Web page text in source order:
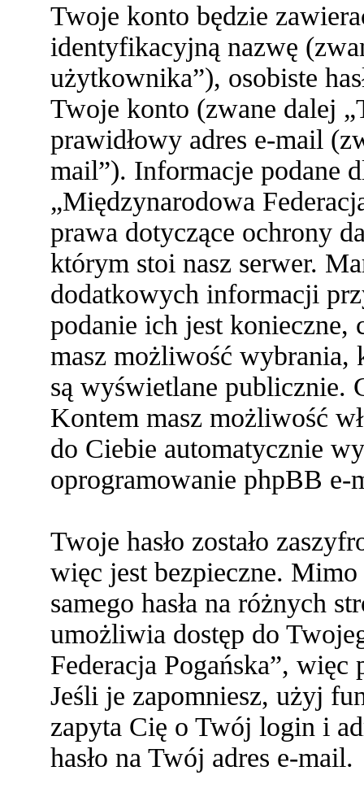
Twoje konto będzie
identyfikacyjną nazwę
użytkownika”), osobiste
Twoje konto (zwane dalej
prawidłowy adres e-mail
mail”). Informacje podane
„Międzynarodowa
prawa dotyczące ochrony
którym stoi nasz serwer.
dodatkowych informacji
podanie ich jest
masz możliwość
są wyświetlane publicznie.
Kontem masz możliwość
do Ciebie automatycznie
oprogramowanie phpBB e-
Twoje hasło zostało
więc jest bezpieczne.
samego hasła na różnych
umożliwia dostęp do
Federacja Pogańska”,
Jeśli je zapomniesz, użyj
zapyta Cię o Twój login i
hasło na Twój adres e-mail.